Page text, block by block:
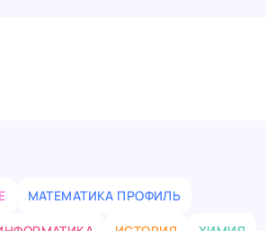
МАТЕМАТИКА ПРОФИЛЬ